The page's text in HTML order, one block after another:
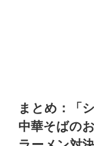
まとめ：「
中華そばの